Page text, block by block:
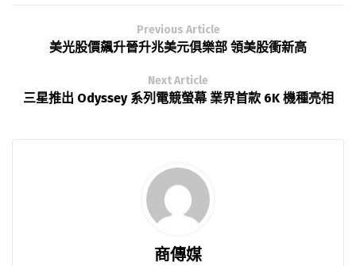
Previous Article
美光股價飆升晉升兆美元俱樂部 領美股衝新高
Next Article
三星推出 Odyssey 系列電競螢幕 業界首款 6K 機種亮相
商傳媒